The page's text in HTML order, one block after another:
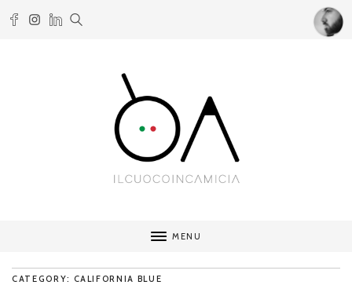
MENU
CATEGORY: CALIFORNIA BLUE